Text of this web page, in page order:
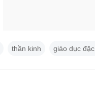
thần kinh giáo dục